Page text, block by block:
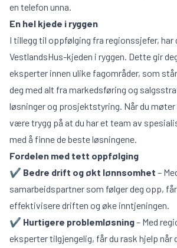
en telefon unna.
En hel kjede i ryggen
I tillegg til oppfølging fra regionssjefer, har
VestlandsHus-kjeden i ryggen. Dette gir
eksperter innen ulike fagområder, som
deg med alt fra markedsføring og
løsninger og prosjektstyring. Når du møter
være trygg på at du har et team av
med å finne de beste løsningene.
Fordelen med tett oppfølging
✔ Bedre drift og økt lønnsomhet –
samarbeidspartner som følger deg opp,
effektivisere driften og øke inntjeningen.
✔ Hurtigere problemløsning– Med
eksperter tilgjengelig, får du rask hjelp når